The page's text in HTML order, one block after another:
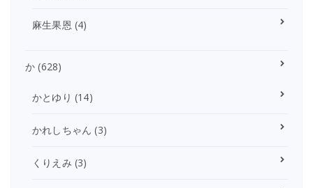
麻生果恩 (4)
か (628)
かとゆり (14)
かれしちゃん (3)
くりえみ (3)